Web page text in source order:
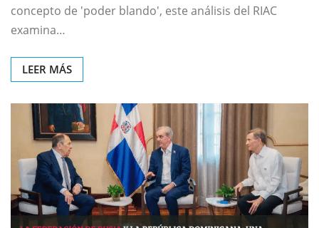
concepto de 'poder blando', este análisis del RIAC
examina…
LEER MÁS